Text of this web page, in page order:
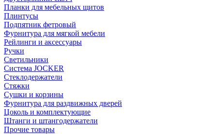
Планки для мебельных щитов
Плинтусы
Подпятник фетровый
Фурнитура для мягкой мебели
Рейлинги и аксессуары
Ручки
Светильники
Система JOCKER
Стеклодержатели
Стяжки
Сушки и корзины
Фурнитура для раздвижных дверей
Цоколь и комплектующие
Штанги и штангодержатели
Прочие товары